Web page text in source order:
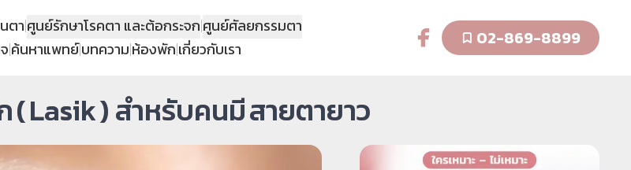
ตา|ศูนย์รักษาโรคตา และต้อกระจก|ศูนย์ศัลยกรรมตา
|ค้นหาแพทย์|บทความ|ห้องพัก|เกี่ยวกับเรา 02-869-8899
Lasik ) สำหรับคนมี สายตายาว